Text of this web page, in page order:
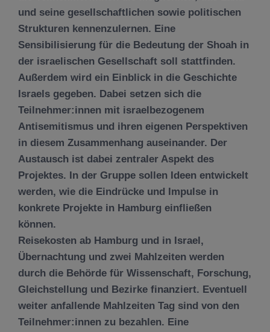
und seine gesellschaftlichen sowie politischen
Strukturen kennenzulernen. Eine
Sensibilisierung für die Bedeutung der Shoah in
der israelischen Gesellschaft soll stattfinden.
Außerdem wird ein Einblick in die Geschichte
Israels gegeben. Dabei setzen sich die
Teilnehmer:innen mit israelbezogenem
Antisemitismus und ihren eigenen Perspektiven
in diesem Zusammenhang auseinander. Der
Austausch ist dabei zentraler Aspekt des
Projektes. In der Gruppe sollen Ideen entwickelt
werden, wie die Eindrücke und Impulse in
konkrete Projekte in Hamburg einfließen
können.
Reisekosten ab Hamburg und in Israel,
Übernachtung und zwei Mahlzeiten werden
durch die Behörde für Wissenschaft, Forschung,
Gleichstellung und Bezirke finanziert. Eventuell
weiter anfallende Mahlzeiten Tag sind von den
Teilnehmer:innen zu bezahlen. Eine